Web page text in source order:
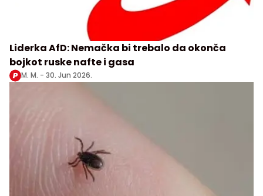
Liderka AfD: Nemačka bi trebalo da okonča
bojkot ruske nafte i gasa
M. M. - 30. Jun 2026.